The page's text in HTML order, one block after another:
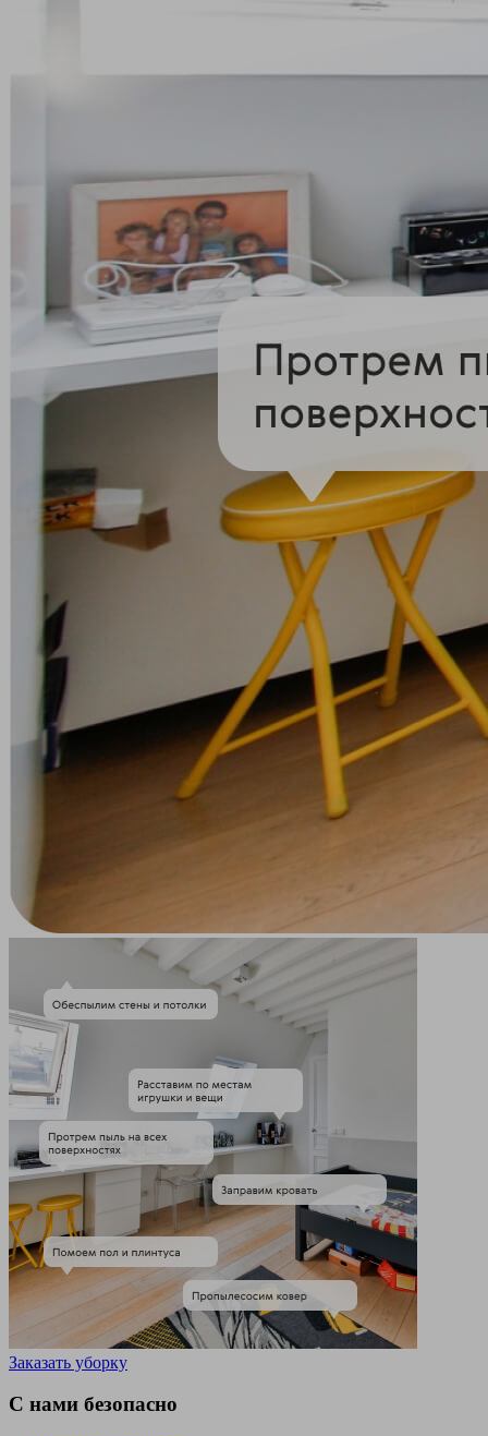
Заказать уборку
С нами безопасно